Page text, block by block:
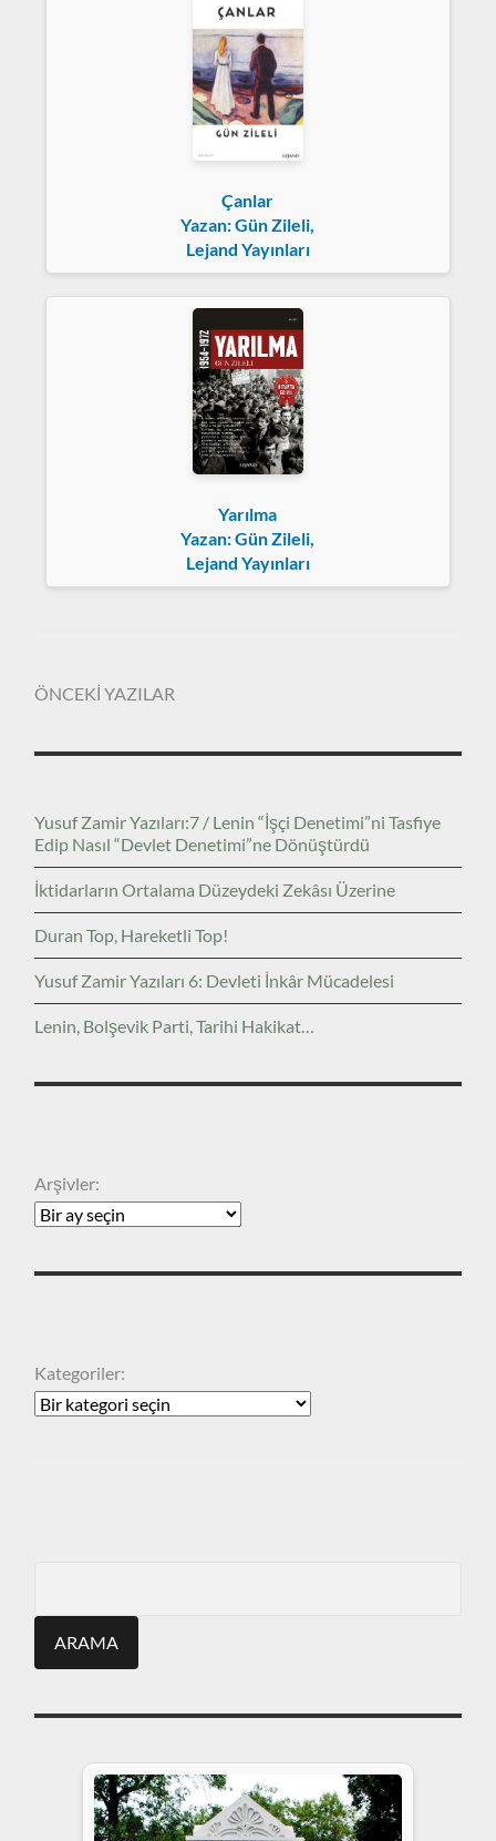
Çanlar
Yazan: Gün Zileli,
Lejand Yayınları
Yarılma
Yazan: Gün Zileli,
Lejand Yayınları
ÖNCEKİ YAZILAR
Yusuf Zamir Yazıları:7 / Lenin “İşçi Denetimi”ni Tasfiye
Edip Nasıl “Devlet Denetimi”ne Dönüştürdü
İktidarların Ortalama Düzeydeki Zekâsı Üzerine
Duran Top, Hareketli Top!
Yusuf Zamir Yazıları 6: Devleti İnkâr Mücadelesi
Lenin, Bolşevik Parti, Tarihi Hakikat…
Arşivler:
Kategoriler: